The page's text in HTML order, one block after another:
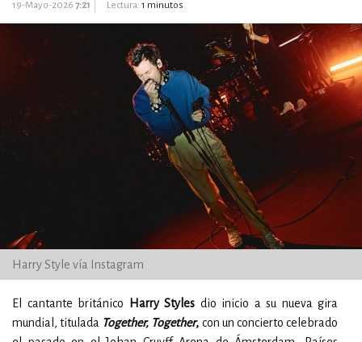
19-Mayo-2026 7:21 Lectura: 1 minutos
Harry Style vía Instagram
El cantante británico Harry Styles dio inicio a su nueva gira
mundial, titulada Together, Together, con un concierto celebrado